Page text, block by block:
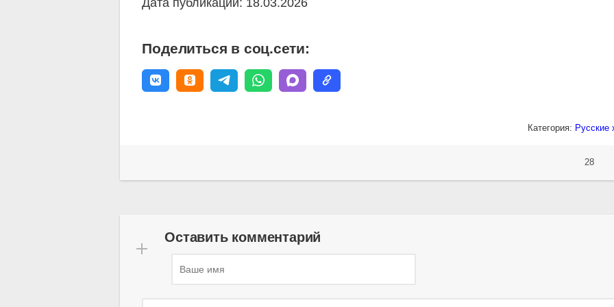
Поделиться в соц.сети:
Категория: Русские
28
Оставить комментарий